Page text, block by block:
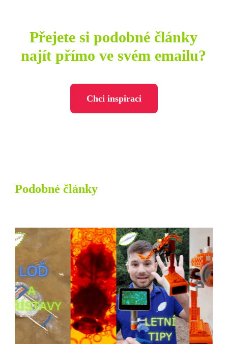
Přejete si podobné články
najít přímo ve svém emailu?
Chci inspiraci
Podobné články